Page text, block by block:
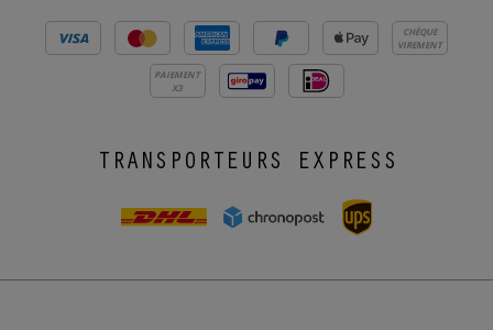
CHÈQUE
VIREMENT
PAIEMENT
X3
TRANSPORTEURS EXPRESS